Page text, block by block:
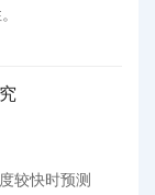
较快时预测